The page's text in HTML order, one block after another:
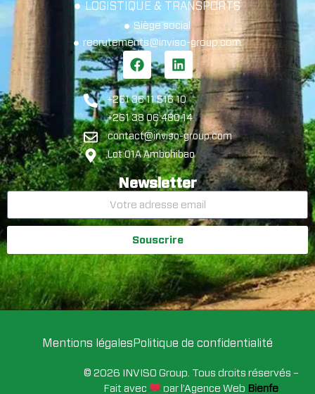
LOGISTIQUE & TRANSPORTS
Siège social
recrutements@inviso-group.com
+261 38 11 516 10
+261 38 06 480 14
contact@inviso-group.com
Lot 01A Ambohibao
Newsletter
Souscrire
Mentions légales Politique de confidentialité
© 2026 INVISO Group. Tous droits réservés –
Fait avec
par l’Agence Web Bienfe